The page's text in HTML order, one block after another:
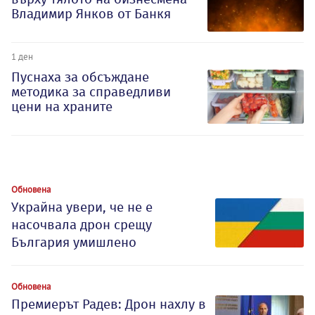
Владимир Янков от Банкя
1 ден
Пуснаха за обсъждане
методика за справедливи
цени на храните
Обновена
Украйна увери, че не е
насочвала дрон срещу
България умишлено
Обновена
Премиерът Радев: Дрон нахлу в